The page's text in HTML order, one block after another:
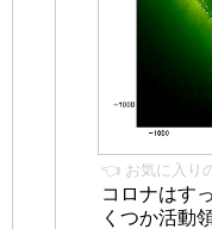
👈 お気に入り
コロナはす
くつか活動